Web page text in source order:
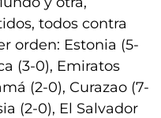
todos contra
orden: Estonia (5-
(3-0), Emiratos
(2-0), Curazao (7-
(2-0), El Salvador